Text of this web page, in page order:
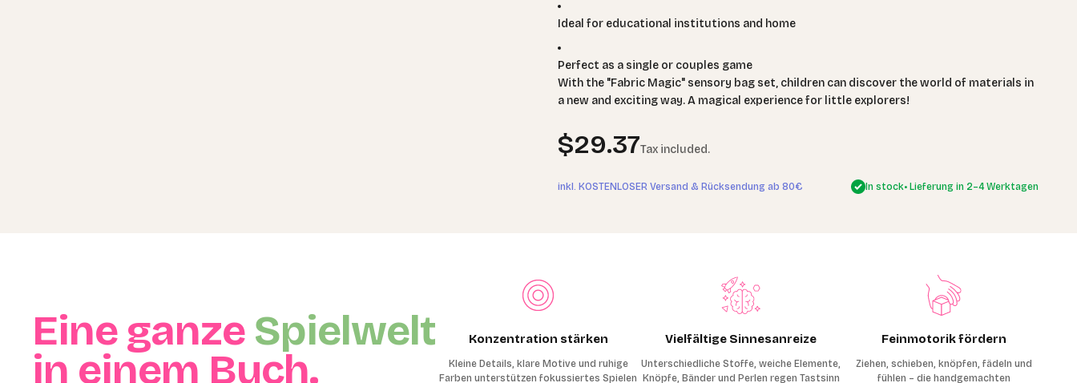
Ideal for educational institutions and home
Perfect as a single or couples game
With the "Fabric Magic" sensory bag set, children can discover the world of materials in
a new and exciting way. A magical experience for little explorers!
Sale price
$29.37Tax included.
inkl. KOSTENLOSER Versand & Rücksendung ab 80€ In stock• Lieferung in 2–4 Werktagen
Eine ganze Spielwelt
in einem Buch.
Konzentration stärken
Kleine Details, klare Motive und ruhige
Farben unterstützen fokussiertes Spielen
Vielfältige Sinnesanreize
Unterschiedliche Stoffe, weiche Elemente,
Knöpfe, Bänder und Perlen regen Tastsinn
Feinmotorik fördern
Ziehen, schieben, knöpfen, fädeln und
fühlen – die handgemachten